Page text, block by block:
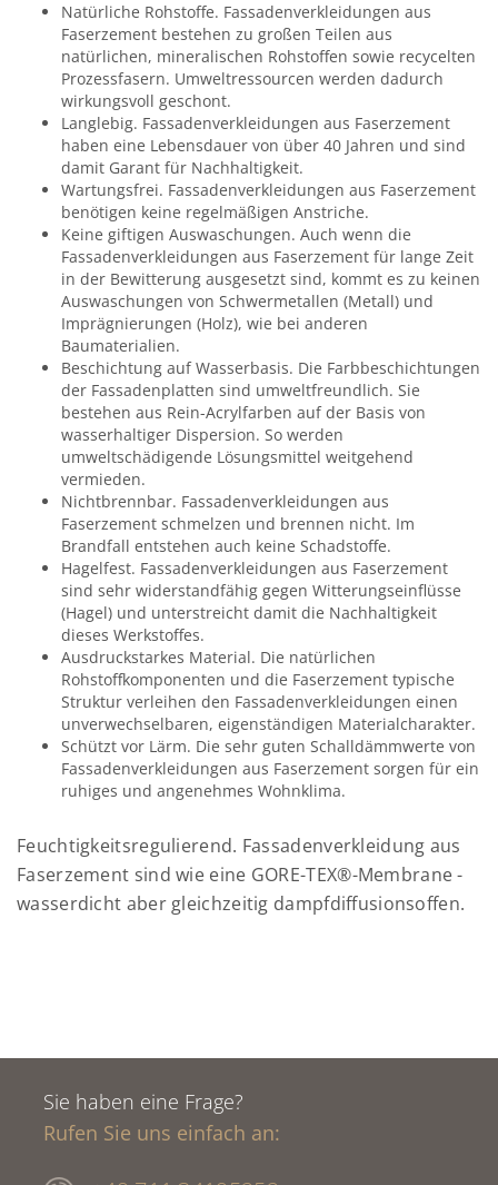
Natürliche Rohstoffe. Fassadenverkleidungen aus
Faserzement bestehen zu großen Teilen aus
natürlichen, mineralischen Rohstoffen sowie recycelten
Prozessfasern. Umweltressourcen werden dadurch
wirkungsvoll geschont.
Langlebig. Fassadenverkleidungen aus Faserzement
haben eine Lebensdauer von über 40 Jahren und sind
damit Garant für Nachhaltigkeit.
Wartungsfrei. Fassadenverkleidungen aus Faserzement
benötigen keine regelmäßigen Anstriche.
Keine giftigen Auswaschungen. Auch wenn die
Fassadenverkleidungen aus Faserzement für lange Zeit
in der Bewitterung ausgesetzt sind, kommt es zu keinen
Auswaschungen von Schwermetallen (Metall) und
Imprägnierungen (Holz), wie bei anderen
Baumaterialien.
Beschichtung auf Wasserbasis. Die Farbbeschichtungen
der Fassadenplatten sind umweltfreundlich. Sie
bestehen aus Rein-Acrylfarben auf der Basis von
wasserhaltiger Dispersion. So werden
umweltschädigende Lösungsmittel weitgehend
vermieden.
Nichtbrennbar. Fassadenverkleidungen aus
Faserzement schmelzen und brennen nicht. Im
Brandfall entstehen auch keine Schadstoffe.
Hagelfest. Fassadenverkleidungen aus Faserzement
sind sehr widerstandfähig gegen Witterungseinflüsse
(Hagel) und unterstreicht damit die Nachhaltigkeit
dieses Werkstoffes.
Ausdruckstarkes Material. Die natürlichen
Rohstoffkomponenten und die Faserzement typische
Struktur verleihen den Fassadenverkleidungen einen
unverwechselbaren, eigenständigen Materialcharakter.
Schützt vor Lärm. Die sehr guten Schalldämmwerte von
Fassadenverkleidungen aus Faserzement sorgen für ein
ruhiges und angenehmes Wohnklima.
Feuchtigkeitsregulierend. Fassadenverkleidung aus
Faserzement sind wie eine GORE-TEX®-Membrane -
wasserdicht aber gleichzeitig dampfdiffusionsoffen.
Sie haben eine Frage?
Rufen Sie uns einfach an: